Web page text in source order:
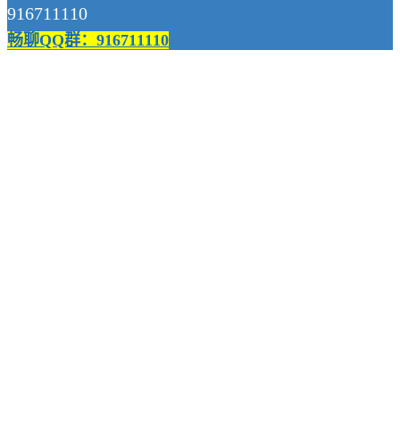
916711110
畅聊QQ群：916711110